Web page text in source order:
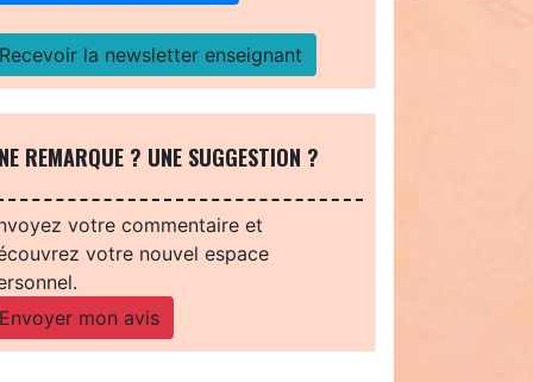
Recevoir la newsletter enseignant
REMARQUE ? UNE SUGGESTION ?
votre commentaire et
votre nouvel espace
Envoyer mon avis